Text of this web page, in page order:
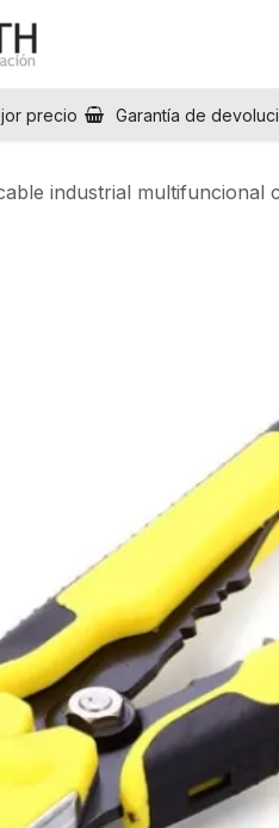
precio Garantía de
industrial multifuncional